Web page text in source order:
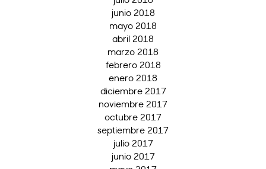
junio 2018
mayo 2018
abril 2018
marzo 2018
febrero 2018
enero 2018
diciembre 2017
noviembre 2017
octubre 2017
septiembre 2017
julio 2017
junio 2017